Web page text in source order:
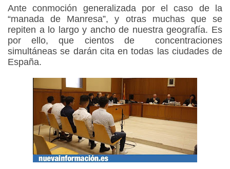
Ante conmoción generalizada por el caso de la
“manada de Manresa”, y otras muchas que se
repiten a lo largo y ancho de nuestra geografía. Es
por ello, que cientos de concentraciones
simultáneas se darán cita en todas las ciudades de
España.